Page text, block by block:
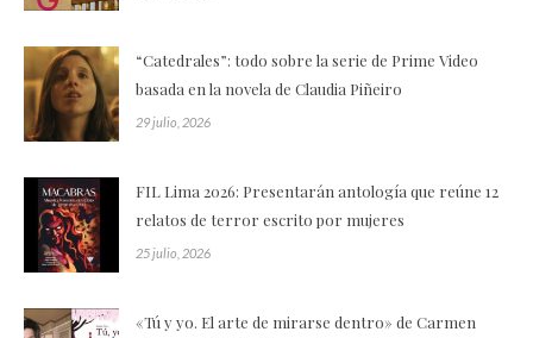
“Catedrales”: todo sobre la serie de Prime Video
basada en la novela de Claudia Piñeiro
29 julio, 2026
FIL Lima 2026: Presentarán antología que reúne 12
relatos de terror escrito por mujeres
25 julio, 2026
«Tú y yo. El arte de mirarse dentro» de Carmen